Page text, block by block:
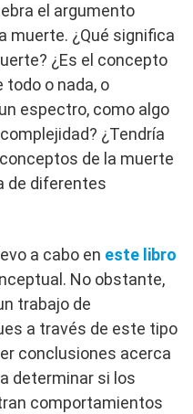
el argumento
muerte. ¿Qué significa
¿Es el concepto
todo o nada, o
espectro, como algo
¿Tendría
de la muerte
de diferentes
a cabo en este libro
No obstante,
trabajo de
a través de este tipo
conclusiones acerca
determinar si los
comportamientos